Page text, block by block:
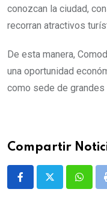
conozcan la ciudad,
recorran atractivos
De esta manera,
una oportunidad
como sede de grandes
Compartir